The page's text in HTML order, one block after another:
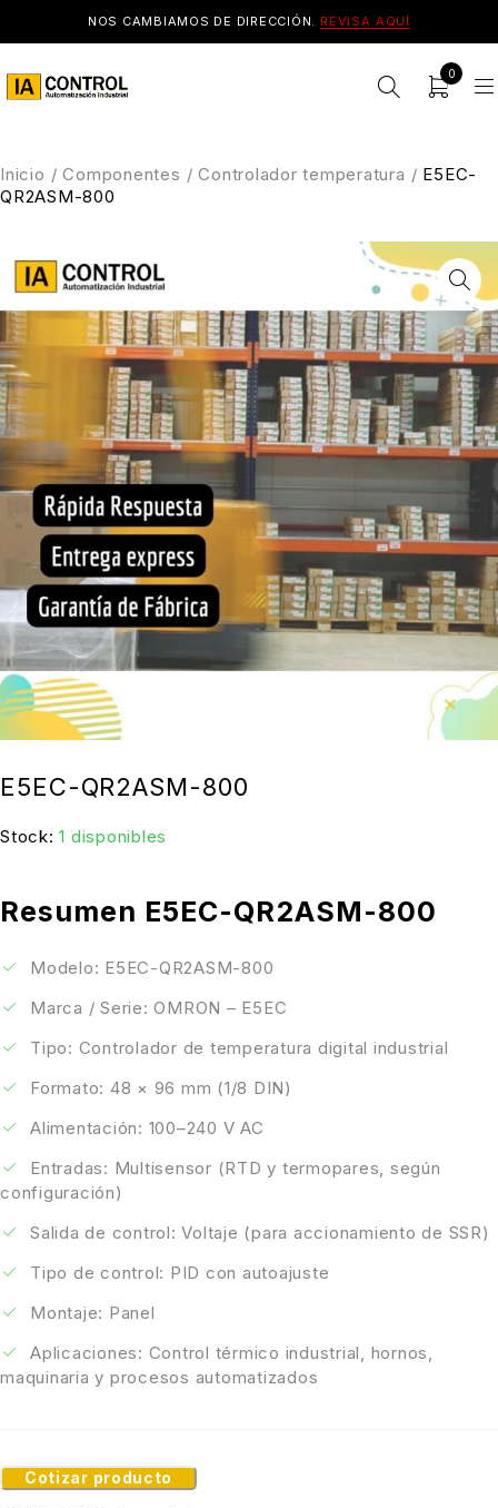
NOS CAMBIAMOS DE DIRECCIÓN. REVISA AQUÍ
0
Inicio / Componentes / Controlador temperatura / E5EC-
QR2ASM-800
E5EC-QR2ASM-800
Stock: 1 disponibles
Resumen E5EC-QR2ASM-800
Modelo: E5EC-QR2ASM-800
Marca / Serie: OMRON – E5EC
Tipo: Controlador de temperatura digital industrial
Formato: 48 × 96 mm (1/8 DIN)
Alimentación: 100–240 V AC
Entradas: Multisensor (RTD y termopares, según
configuración)
Salida de control: Voltaje (para accionamiento de SSR)
Tipo de control: PID con autoajuste
Montaje: Panel
Aplicaciones: Control térmico industrial, hornos,
maquinaria y procesos automatizados
Cotizar producto